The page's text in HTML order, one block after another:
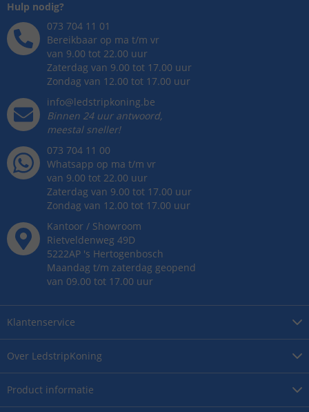
Over LedstripKoning
Product informatie
Klantenservice
Hulp nodig?
073 704 11 01
Bereikbaar op ma t/m vr
van 9.00 tot 22.00 uur
Zaterdag van 9.00 tot 17.00 uur
Zondag van 12.00 tot 17.00 uur
info@ledstripkoning.be
Binnen 24 uur antwoord,
meestal sneller!
073 704 11 00
Whatsapp op ma t/m vr
van 9.00 tot 22.00 uur
Zaterdag van 9.00 tot 17.00 uur
Zondag van 12.00 tot 17.00 uur
Kantoor / Showroom
Rietveldenweg 49D
5222AP 's Hertogenbosch
Maandag t/m zaterdag geopend
van 09.00 tot 17.00 uur